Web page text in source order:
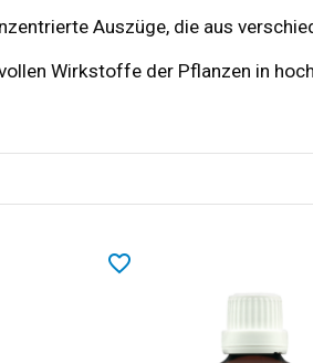
Auszüge, die aus
Wirkstoffe der Pflanzen in
favorite_border